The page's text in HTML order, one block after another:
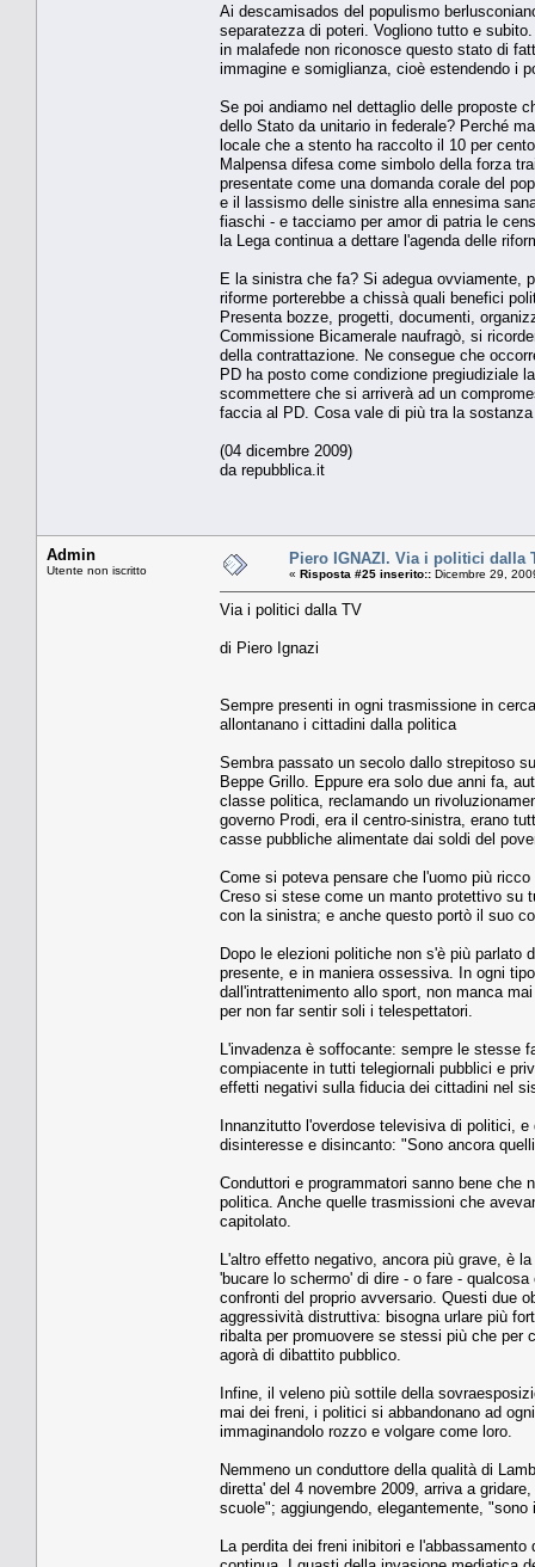
Ai descamisados del populismo
separatezza di poteri. Vogliono tutto e
in malafede non riconosce questo stato di
immagine e somiglianza, cioè estendendo i
Se poi andiamo nel dettaglio delle proposte
dello Stato da unitario in federale? Perché
locale che a stento ha raccolto il 10 per
Malpensa difesa come simbolo della forza
presentate come una domanda corale del
e il lassismo delle sinistre alla ennesima
fiaschi - e tacciamo per amor di patria le
la Lega continua a dettare l'agenda delle
E la sinistra che fa? Si adegua ovviamente,
riforme porterebbe a chissà quali benefici
Presenta bozze, progetti, documenti,
Commissione Bicamerale naufragò, si
della contrattazione. Ne consegue che
PD ha posto come condizione pregiudiziale
scommettere che si arriverà ad un
faccia al PD. Cosa vale di più tra la
(04 dicembre 2009)
da repubblica.it
Admin
Utente non iscritto
Piero IGNAZI. Via i politici dalla
« Risposta #25 inserito:: Dicembre 29,
Via i politici dalla TV
di Piero Ignazi
Sempre presenti in ogni trasmissione in
allontanano i cittadini dalla politica
Sembra passato un secolo dallo strepitoso
Beppe Grillo. Eppure era solo due anni fa,
classe politica, reclamando un
governo Prodi, era il centro-sinistra, erano
casse pubbliche alimentate dai soldi del
Come si poteva pensare che l'uomo più
Creso si stese come un manto protettivo su
con la sinistra; e anche questo portò il suo
Dopo le elezioni politiche non s'è più
presente, e in maniera ossessiva. In ogni
dall'intrattenimento allo sport, non manca
per non far sentir soli i telespettatori.
L'invadenza è soffocante: sempre le stesse
compiacente in tutti telegiornali pubblici e
effetti negativi sulla fiducia dei cittadini nel
Innanzitutto l'overdose televisiva di politici,
disinteresse e disincanto: "Sono ancora
Conduttori e programmatori sanno bene
politica. Anche quelle trasmissioni che
capitolato.
L'altro effetto negativo, ancora più grave, è
'bucare lo schermo' di dire - o fare -
confronti del proprio avversario. Questi due
aggressività distruttiva: bisogna urlare più
ribalta per promuovere se stessi più che per
agorà di dibattito pubblico.
Infine, il veleno più sottile della
mai dei freni, i politici si abbandonano ad
immaginandolo rozzo e volgare come loro.
Nemmeno un conduttore della qualità di
diretta' del 4 novembre 2009, arriva a
scuole"; aggiungendo, elegantemente,
La perdita dei freni inibitori e